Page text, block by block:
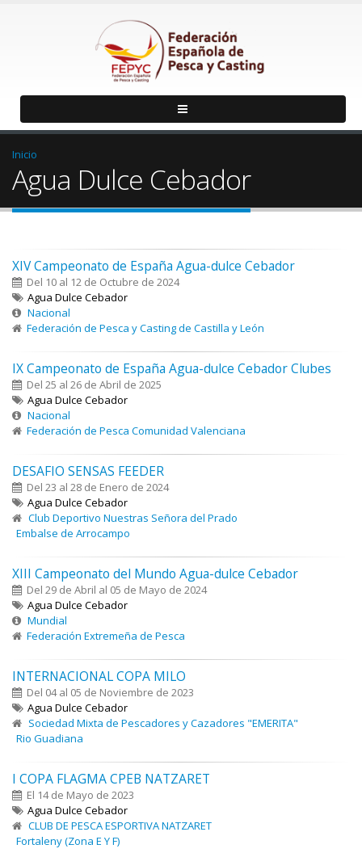
Inicio
Agua Dulce Cebador
XIV Campeonato de España Agua-dulce Cebador
Del 10 al 12 de Octubre de 2024
Agua Dulce Cebador
Nacional
Federación de Pesca y Casting de Castilla y León
IX Campeonato de España Agua-dulce Cebador Clubes
Del 25 al 26 de Abril de 2025
Agua Dulce Cebador
Nacional
Federación de Pesca Comunidad Valenciana
DESAFIO SENSAS FEEDER
Del 23 al 28 de Enero de 2024
Agua Dulce Cebador
Club Deportivo Nuestras Señora del Prado
Embalse de Arrocampo
XIII Campeonato del Mundo Agua-dulce Cebador
Del 29 de Abril al 05 de Mayo de 2024
Agua Dulce Cebador
Mundial
Federación Extremeña de Pesca
INTERNACIONAL COPA MILO
Del 04 al 05 de Noviembre de 2023
Agua Dulce Cebador
Sociedad Mixta de Pescadores y Cazadores "EMERITA"
Rio Guadiana
I COPA FLAGMA CPEB NATZARET
El 14 de Mayo de 2023
Agua Dulce Cebador
CLUB DE PESCA ESPORTIVA NATZARET
Fortaleny (Zona E Y F)